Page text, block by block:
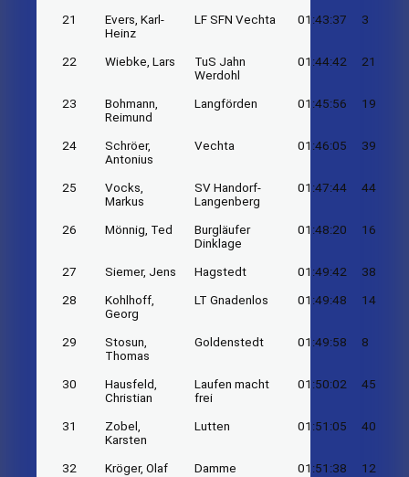
21
Evers, Karl-
Heinz
LF SFN Vechta 01:43:37 3
22 Wiebke, Lars
TuS Jahn
Werdohl
01:44:42 21
23
Bohmann,
Reimund
Langförden 01:45:56 19
24
Schröer,
Antonius
Vechta 01:46:05 39
25
Vocks,
Markus
SV Handorf-
Langenberg
01:47:44 44
26 Mönnig, Ted
Burgläufer
Dinklage
01:48:20 16
27 Siemer, Jens Hagstedt 01:49:42 38
28
Kohlhoff,
Georg
LT Gnadenlos 01:49:48 14
29
Stosun,
Thomas
Goldenstedt 01:49:58 8
30
Hausfeld,
Christian
Laufen macht
frei
01:50:02 45
31
Zobel,
Karsten
Lutten 01:51:05 40
32 Kröger, Olaf Damme 01:51:38 12